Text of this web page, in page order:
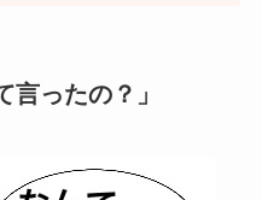
ったの？」